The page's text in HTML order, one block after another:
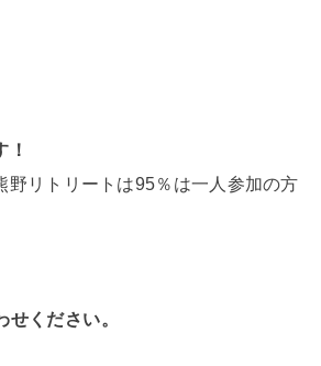
！
野リトリートは95％は一人参加の方
ください。